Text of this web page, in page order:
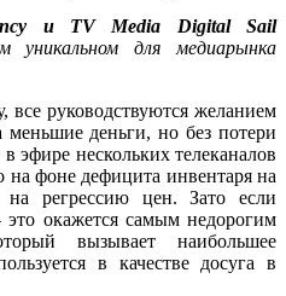
и TV Media Digital
Sail
для медиарынка
руководствуются желанием
деньги, но без потери
эфире нескольких телеканалов
на фоне дефицита инвентаря на
регрессию цен. Зато если
окажется самым недорогим
вызывает наибольшее
в качестве досуга в